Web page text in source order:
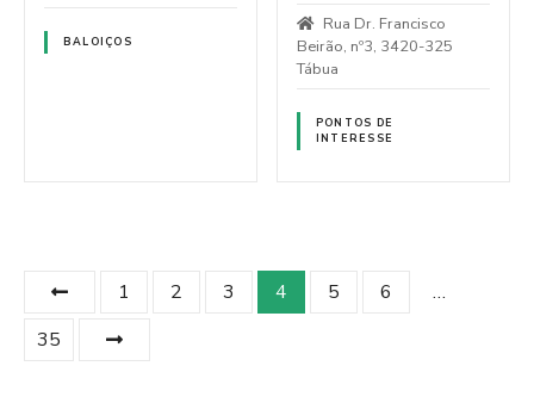
BALOIÇOS
Rua Dr. Francisco
Beirão, nº3, 3420-325
Tábua
PONTOS DE
INTERESSE
o
1 2 3 4 5 6
…
35